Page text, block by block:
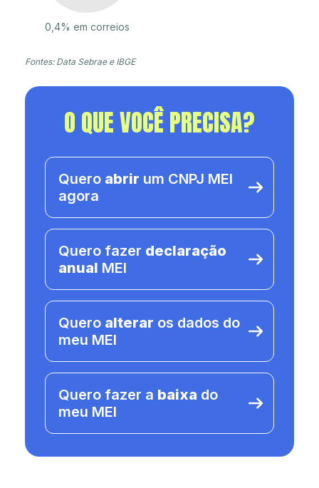
0,4% em correios
Fontes: Data Sebrae e IBGE
O QUE VOCÊ PRECISA?
Quero abrir um CNPJ MEI
agora
Quero fazer declaração
anual MEI
Quero alterar os dados do
meu MEI
Quero fazer a baixa do
meu MEI